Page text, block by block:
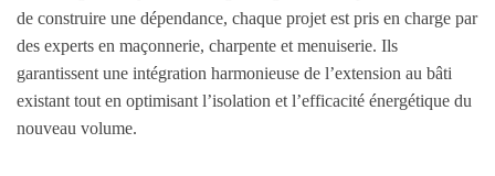
de construire une dépendance, chaque projet est pris en charge par
des experts en maçonnerie, charpente et menuiserie. Ils
garantissent une intégration harmonieuse de l’extension au bâti
existant tout en optimisant l’isolation et l’efficacité énergétique du
nouveau volume.